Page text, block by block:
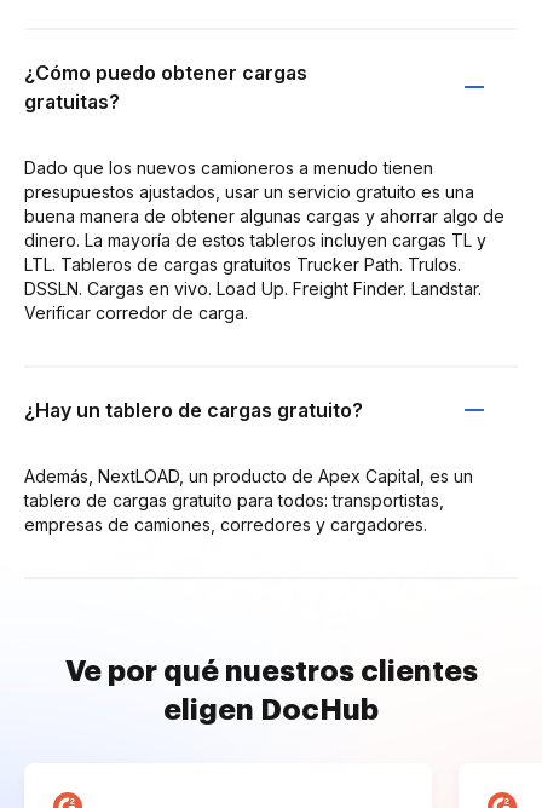
¿Cómo puedo obtener cargas
gratuitas?
Dado que los nuevos camioneros a menudo tienen
presupuestos ajustados, usar un servicio gratuito es una
buena manera de obtener algunas cargas y ahorrar algo de
dinero. La mayoría de estos tableros incluyen cargas TL y
LTL. Tableros de cargas gratuitos Trucker Path. Trulos.
DSSLN. Cargas en vivo. Load Up. Freight Finder. Landstar.
Verificar corredor de carga.
¿Hay un tablero de cargas gratuito?
Además, NextLOAD, un producto de Apex Capital, es un
tablero de cargas gratuito para todos: transportistas,
empresas de camiones, corredores y cargadores.
Ve por qué nuestros clientes
eligen DocHub